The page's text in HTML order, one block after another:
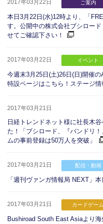
2017年03月22日 ご案内
本日3月22日(水)12時より、「
す。公開中の株式会社ブシロー
せてご確認下さい！
2017年03月22日 イベント
今週末3月25日(土)26日(日)開催
特設ページはこちら！ステージ
2017年03月21日
日経トレンドネット様に社長木
た！「ブシロード、『バンドリ
ムの事前登録は50万人を突破」
2017年03月21日 配信・動画
「週刊ヴァンガ情報局 NEXT」
2017年03月21日 カードゲーム
Bushiroad South East Asiaより